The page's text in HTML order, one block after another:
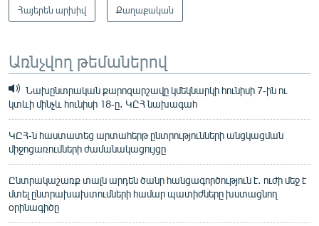
Հայերեն արխիվ Քաղաքական
Առնչվող թեմաներով
Նախընտրական քարոզարշավը կմեկնարկի հունիսի 7-ին ու
կտևի մինչև հունիսի 18-ը․ ԿԸՀ նախագահ
ԿԸՀ-ն հաստատեց արտահերթ ընտրությունների անցկացման
միջոցառումների ժամանակացույցը
Ընտրակաշառք տալն արդեն ծանր հանցագործություն է․ ուժի մեջ է
մտել ընտրախախտումների համար պատիժները խստացնող
օրինագիծը